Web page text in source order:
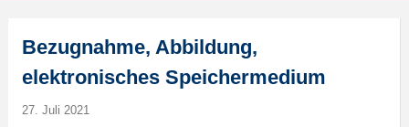
Bezugnahme, Abbildung,
elektronisches Speichermedium
27. Juli 2021